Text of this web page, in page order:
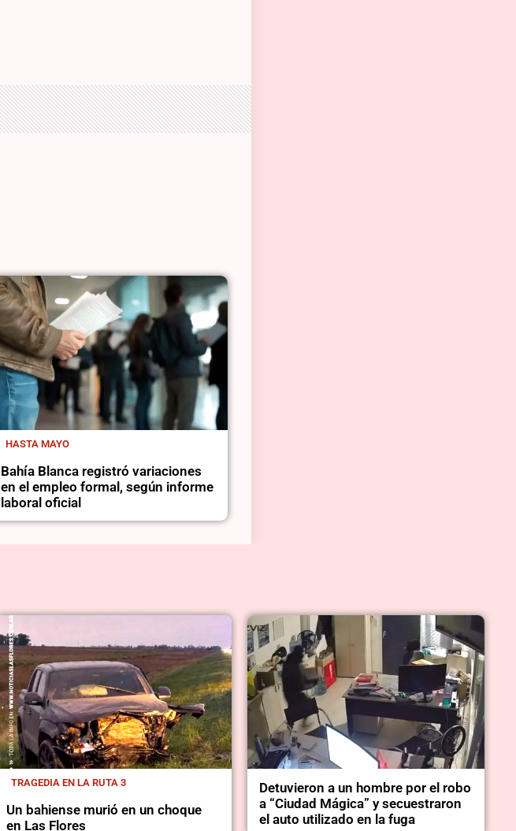
HASTA MAYO
Bahía Blanca registró variaciones
en el empleo formal, según informe
laboral oficial
TRAGEDIA EN LA RUTA 3
Un bahiense murió en un choque
en Las Flores
Detuvieron a un hombre por el robo
a “Ciudad Mágica” y secuestraron
el auto utilizado en la fuga